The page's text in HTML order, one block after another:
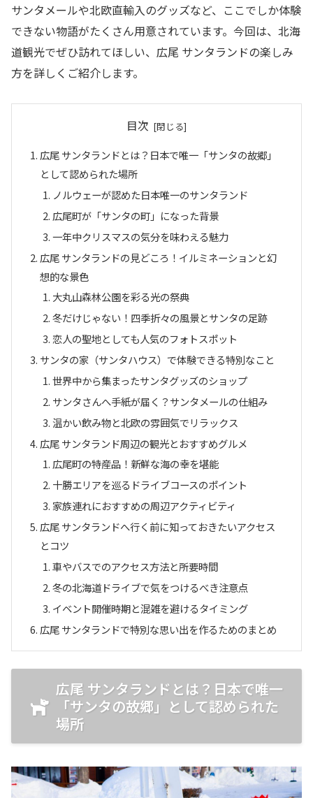
サンタメールや北欧直輸入のグッズなど、ここでしか体験
できない物語がたくさん用意されています。今回は、北海
道観光でぜひ訪れてほしい、広尾 サンタランドの楽しみ
方を詳しくご紹介します。
目次
広尾 サンタランドとは？日本で唯一「サンタの故郷」
として認められた場所
ノルウェーが認めた日本唯一のサンタランド
広尾町が「サンタの町」になった背景
一年中クリスマスの気分を味わえる魅力
広尾 サンタランドの見どころ！イルミネーションと幻
想的な景色
大丸山森林公園を彩る光の祭典
冬だけじゃない！四季折々の風景とサンタの足跡
恋人の聖地としても人気のフォトスポット
サンタの家（サンタハウス）で体験できる特別なこと
世界中から集まったサンタグッズのショップ
サンタさんへ手紙が届く？サンタメールの仕組み
温かい飲み物と北欧の雰囲気でリラックス
広尾 サンタランド周辺の観光とおすすめグルメ
広尾町の特産品！新鮮な海の幸を堪能
十勝エリアを巡るドライブコースのポイント
家族連れにおすすめの周辺アクティビティ
広尾 サンタランドへ行く前に知っておきたいアクセス
とコツ
車やバスでのアクセス方法と所要時間
冬の北海道ドライブで気をつけるべき注意点
イベント開催時期と混雑を避けるタイミング
広尾 サンタランドで特別な思い出を作るためのまとめ
広尾 サンタランドとは？日本で唯一
「サンタの故郷」として認められた
場所